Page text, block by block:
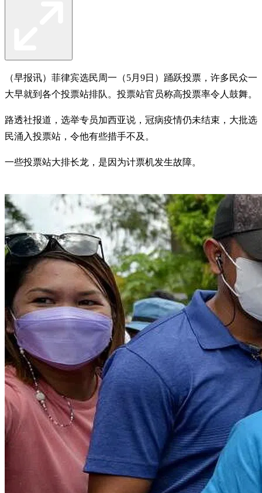
（早报讯）菲律宾选民周一（5月9日）踊跃投票，许多民众一
大早就到各个投票站排队。投票站官员称高投票率令人鼓舞。
路透社报道，选举专员加西亚说，冠病疫情仍未结束，大批选
民涌入投票站，令他有些措手不及。
一些投票站大排长龙，是因为计票机发生故障。